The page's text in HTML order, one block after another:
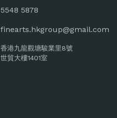
5548 5878
finearts.hkgroup@gmail.com
香港九龍觀塘駿業里8號
世貿大樓1401室